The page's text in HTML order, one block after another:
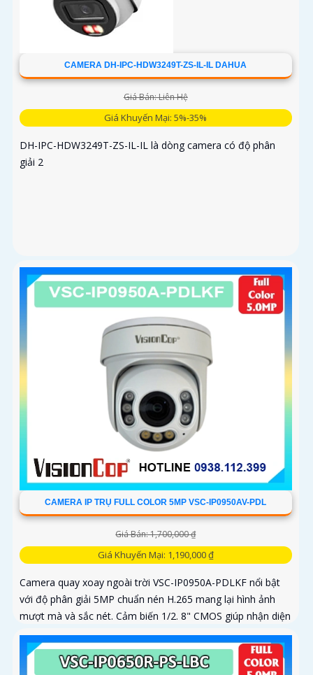
CAMERA DH-IPC-HDW3249T-ZS-IL-IL DAHUA
Giá Bán: Liên Hệ
Giá Khuyến Mại: 5%-35%
DH-IPC-HDW3249T-ZS-IL-IL là dòng camera có độ phân
giải 2
CAMERA IP TRỤ FULL COLOR 5MP VSC-IP0950AV-PDL
Giá Bán: 1,700,000 ₫
Giá Khuyến Mại: 1,190,000 ₫
Camera quay xoay ngoài trời VSC-IP0950A-PDLKF nổi bật
với độ phân giải 5MP chuẩn nén H.265 mang lại hình ảnh
mượt mà và sắc nét. Cảm biến 1/2. 8" CMOS giúp nhận diện
ánh sáng...